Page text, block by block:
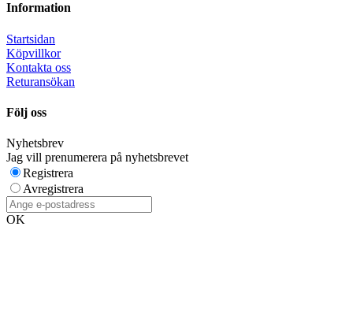
Information
Startsidan
Köpvillkor
Kontakta oss
Returansökan
Följ oss
Nyhetsbrev
Jag vill prenumerera på nyhetsbrevet
Registrera
Avregistrera
OK